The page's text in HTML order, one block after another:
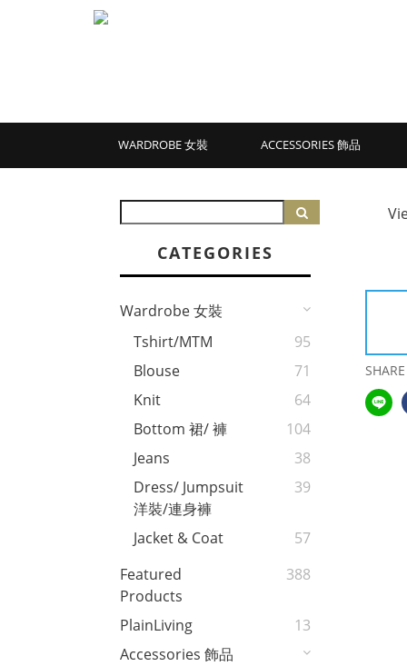
WARDROBE 女裝 ACCESSORIES 飾品
CATEGORIES
Wardrobe 女裝
Tshirt/MTM
95
Blouse
71
Knit
64
Bottom 裙/ 褲
104
Jeans
38
Dress/ Jumpsuit
洋裝/連身褲
39
Jacket & Coat
57
Featured
Products
388
PlainLiving
13
Accessories 飾品
SHARE